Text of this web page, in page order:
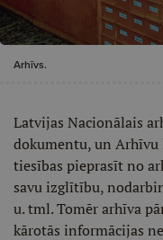
Arhīvs.
Latvijas Nacionālais
dokumentu, un
tiesības pieprasīt no
savu izglītību,
u. tml. Tomēr arhīva
kārotās informācijas